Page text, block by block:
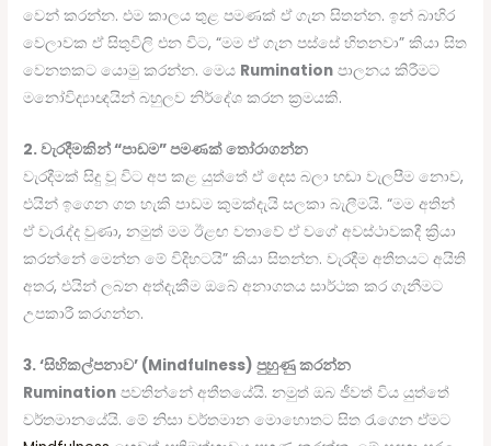
වෙන් කරන්න. එම කාලය තුළ පමණක් ඒ ගැන සිතන්න. ඉන් බාහිර
වෙලාවක ඒ සිතුවිලි එන විට, “මම ඒ ගැන පස්සේ හිතනවා” කියා සිත
වෙනතකට යොමු කරන්න. මෙය Rumination පාලනය කිරීමට
මනෝවිද්‍යාඥයින් බහුලව නිර්දේශ කරන ක්‍රමයකි.
2. වැරදීමකින් “පාඩම” පමණක් තෝරාගන්න
වැරදීමක් සිදු වූ විට අප කළ යුත්තේ ඒ දෙස බලා හඬා වැලපීම නොව,
එයින් ඉගෙන ගත හැකි පාඩම කුමක්දැයි සලකා බැලීමයි. “මම අතින්
ඒ වැරැද්ද වුණා, නමුත් මම ඊළඟ වතාවේ ඒ වගේ අවස්ථාවකදී ක්‍රියා
කරන්නේ මෙන්න මේ විදිහටයි” කියා සිතන්න. වැරදීම අතීතයට අයිති
අතර, එයින් ලබන අත්දැකීම ඔබේ අනාගතය සාර්ථක කර ගැනීමට
උපකාරී කරගන්න.
3. ‘සිහිකල්පනාව’ (Mindfulness) පුහුණු කරන්න
Rumination පවතින්නේ අතීතයේයි. නමුත් ඔබ ජීවත් විය යුත්තේ
වර්තමානයේයි. මේ නිසා වර්තමාන මොහොතට සිත රැගෙන ඒමට